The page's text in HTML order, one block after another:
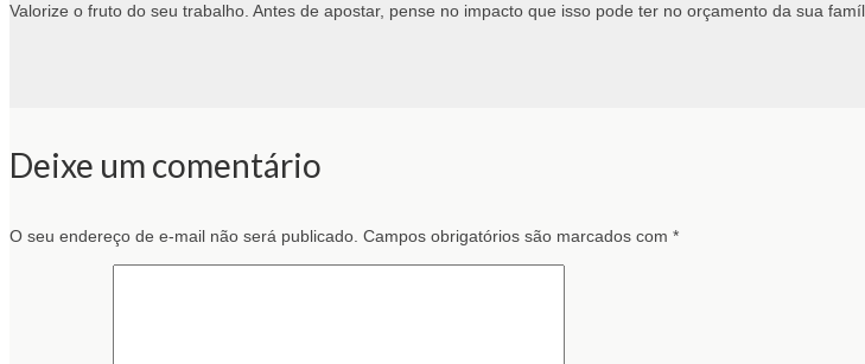
Valorize o fruto do seu trabalho. Antes de apostar, pense no impacto que isso pode ter no orçamento da sua
Deixe um comentário
O seu endereço de e-mail não será publicado. Campos obrigatórios são marcados com *